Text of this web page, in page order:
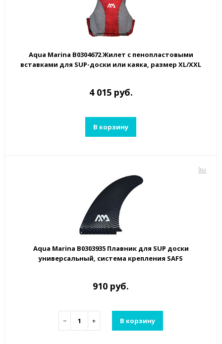
Aqua Marina B0304672 Жилет с пенопластовыми
вставками для SUP-доски или каяка, размер XL/XXL
4 015 руб.
В корзину
Aqua Marina B0303935 Плавник для SUP доски
универсальный, система крепления SAFS
910 руб.
− + В корзину